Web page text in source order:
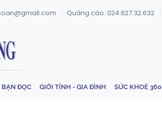
Quảng cáo: 024.627.32.632
BẠN ĐỌC GIỚI TÍNH - GIA ĐÌNH SỨC KHOẺ 360